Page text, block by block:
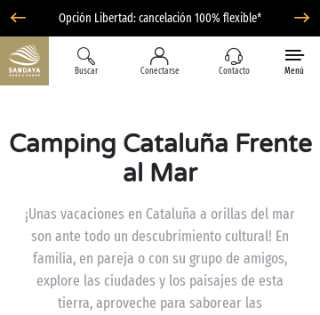
Opción Libertad: cancelación 100% flexible*
Buscar Conectarse Contacto Menú
Camping Cataluña Frente
al Mar
¡Unas vacaciones en Cataluña a orillas del mar
son ante todo un descubrimiento cultural! En
familia, en pareja o con su grupo de amigos,
explore las ciudades y los paisajes de esta
tierra, aproveche para saborear las